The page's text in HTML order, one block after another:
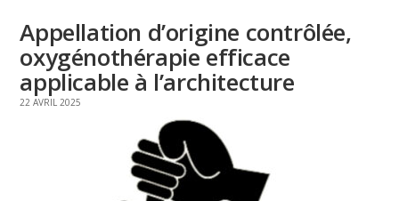
Appellation d’origine contrôlée,
oxygénothérapie efficace
applicable à l’architecture
22 AVRIL 2025